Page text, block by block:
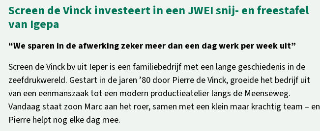
Screen de Vinck investeert in een JWEI snij- en freestafel
van Igepa
“We sparen in de afwerking zeker meer dan een dag werk per week uit”
Screen de Vinck bv uit Ieper is een familiebedrijf met een lange geschiedenis in de
zeefdrukwereld. Gestart in de jaren ’80 door Pierre de Vinck, groeide het bedrijf uit
van een eenmanszaak tot een modern productieatelier langs de Meenseweg.
Vandaag staat zoon Marc aan het roer, samen met een klein maar krachtig team – en
Pierre helpt nog elke dag mee.